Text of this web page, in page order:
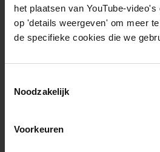
het plaatsen van YouTube-
op 'details weergeven' om meer
de specifieke cookies die we
Noodzakelijk
Voorkeuren
Bouw 12 MW